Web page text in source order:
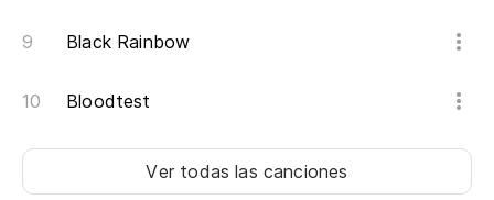
Black Rainbow
Bloodtest
Ver todas las canciones